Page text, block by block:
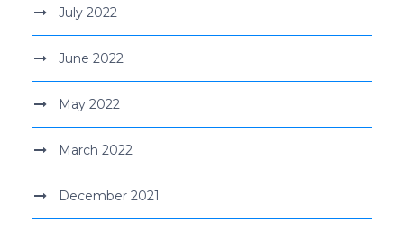
July 2022
June 2022
May 2022
March 2022
December 2021